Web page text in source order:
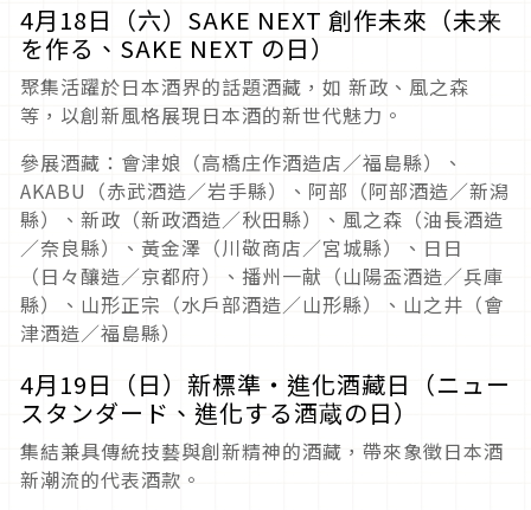
4月18日（六）SAKE NEXT 創作未來（未来
を作る、SAKE NEXT の日）
聚集活躍於日本酒界的話題酒藏，如 新政、風之森
等，以創新風格展現日本酒的新世代魅力。
參展酒藏：會津娘（高橋庄作酒造店／福島縣）、
AKABU（赤武酒造／岩手縣）、阿部（阿部酒造／新潟
縣）、新政（新政酒造／秋田縣）、風之森（油長酒造
／奈良縣）、黃金澤（川敬商店／宮城縣）、日日
（日々釀造／京都府）、播州一献（山陽盃酒造／兵庫
縣）、山形正宗（水戶部酒造／山形縣）、山之井（會
津酒造／福島縣）
4月19日（日）新標準・進化酒藏日（ニュー
スタンダード、進化する酒蔵の日）
集結兼具傳統技藝與創新精神的酒藏，帶來象徵日本酒
新潮流的代表酒款。